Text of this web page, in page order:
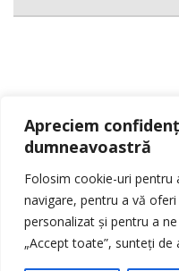
Apreciem
dumneavoastră
Folosim cookie-uri pentru
navigare, pentru a vă
personalizat și pentru a
„Accept toate”, sunteți
© Reporter pur si simplu
uri
Nota de informare cu